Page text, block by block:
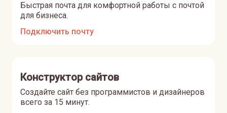
Быстрая почта для комфортной работы с почтой
для бизнеса.
Подключить почту
Конструктор сайтов
Создайте сайт без программистов и дизайнеров
всего за 15 минут.